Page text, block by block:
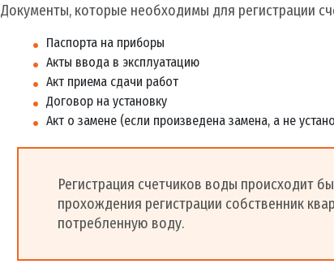
Документы, которые необходимы для регистрации
Паспорта на приборы
Акты ввода в эксплуатацию
Акт приема сдачи работ
Договор на установку
Акт о замене (если произведена замена, а не
Регистрация счетчиков воды происходит
прохождения регистрации собственник
потребленную воду.